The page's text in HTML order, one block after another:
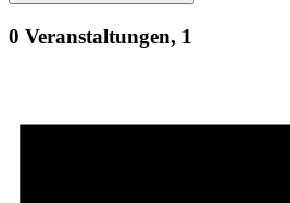
0 Veranstaltungen, 1